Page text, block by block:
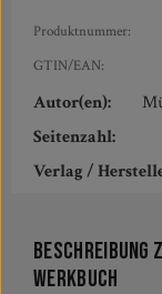
Produktnummer:
GTIN/EAN:
Autor(en):
Seitenzahl:
Verlag /
Beschreibung
Werkbuch